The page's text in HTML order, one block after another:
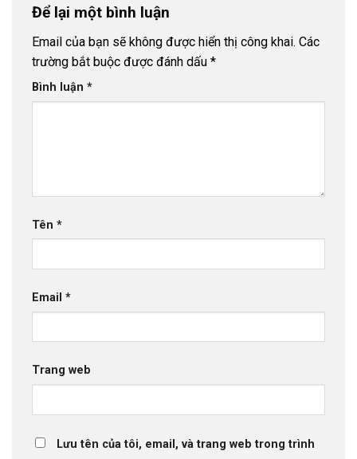
Để lại một bình luận
Email của bạn sẽ không được hiển thị công khai. Các
trường bắt buộc được đánh dấu *
Bình luận *
Tên *
Email *
Trang web
Lưu tên của tôi, email, và trang web trong trình